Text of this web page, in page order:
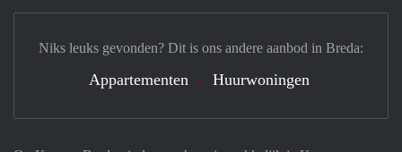
Niks leuks gevonden? Dit is ons andere aanbod in Breda:
Appartementen Huurwoningen